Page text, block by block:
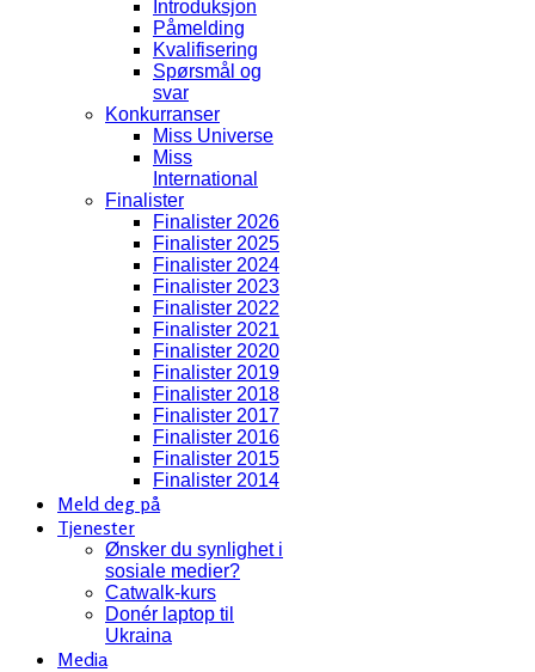
Introduksjon
Påmelding
Kvalifisering
Spørsmål og
svar
Konkurranser
Miss Universe
Miss
International
Finalister
Finalister 2026
Finalister 2025
Finalister 2024
Finalister 2023
Finalister 2022
Finalister 2021
Finalister 2020
Finalister 2019
Finalister 2018
Finalister 2017
Finalister 2016
Finalister 2015
Finalister 2014
Meld deg på
Tjenester
Ønsker du synlighet i
sosiale medier?
Catwalk-kurs
Donér laptop til
Ukraina
Media